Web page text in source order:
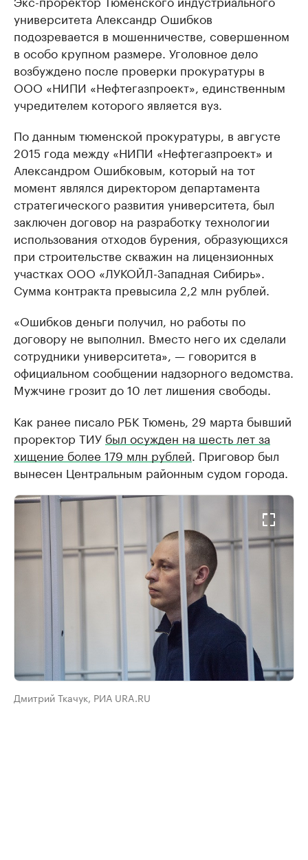
университета Александр Ошибков
подозревается в мошенничестве, совершенном
в особо крупном размере. Уголовное дело
возбуждено после проверки прокуратуры в
ООО «НИПИ «Нефтегазпроект», единственным
учредителем которого является вуз.
По данным тюменской прокуратуры, в августе
2015 года между «НИПИ «Нефтегазпроект» и
Александром Ошибковым, который на тот
момент являлся директором департамента
стратегического развития университета, был
заключен договор на разработку технологии
использования отходов бурения, образующихся
при строительстве скважин на лицензионных
участках ООО «ЛУКОЙЛ-Западная Сибирь».
Сумма контракта превысила 2,2 млн рублей.
«Ошибков деньги получил, но работы по
договору не выполнил. Вместо него их сделали
сотрудники университета», — говорится в
официальном сообщении надзорного ведомства.
Мужчине грозит до 10 лет лишения свободы.
Как ранее писало РБК Тюмень, 29 марта бывший
проректор ТИУ был осужден на шесть лет за
хищение более 179 млн рублей . Приговор был
вынесен Центральным районным судом города.
Дмитрий Ткачук, РИА URA.RU